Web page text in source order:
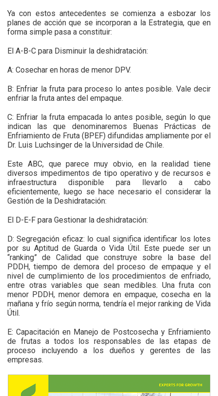
Ya con estos antecedentes se comienza a esbozar los
planes de acción que se incorporan a la Estrategia, que en
forma simple pasa a constituir:
El A-B-C para Disminuir la deshidratación:
A: Cosechar en horas de menor DPV.
B: Enfriar la fruta para proceso lo antes posible. Vale decir
enfriar la fruta antes del empaque.
C: Enfriar la fruta empacada lo antes posible, según lo que
indican las que denominaremos Buenas Prácticas de
Enfriamiento de Fruta (BPEF) difundidas ampliamente por el
Dr. Luis Luchsinger de la Universidad de Chile.
Este ABC, que parece muy obvio, en la realidad tiene
diversos impedimentos de tipo operativo y de recursos e
infraestructura disponible para llevarlo a cabo
eficientemente, luego se hace necesario el considerar la
Gestión de la Deshidratación:
El D-E-F para Gestionar la deshidratación:
D: Segregación eficaz: lo cual significa identificar los lotes
por su Aptitud de Guarda o Vida Útil. Este puede ser un
“ranking” de Calidad que construye sobre la base del
PDDH, tiempo de demora del proceso de empaque y el
nivel de cumplimiento de los procedimientos de enfriado,
entre otras variables que sean medibles. Una fruta con
menor PDDH, menor demora en empaque, cosecha en la
mañana y frío según norma, tendría el mejor ranking de Vida
Útil.
E: Capacitación en Manejo de Postcosecha y Enfriamiento
de frutas a todos los responsables de las etapas de
proceso incluyendo a los dueños y gerentes de las
empresas.